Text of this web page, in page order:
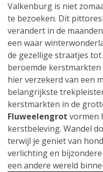
Valkenburg is niet
te bezoeken. Dit
verandert in de
een waar
de gezellige straatjes
beroemde
hier verzekerd van een
belangrijkste
kerstmarkten in de
Fluweelengrot vormen
kerstbeleving. Wandel
terwijl je geniet van
verlichting en
een andere wereld